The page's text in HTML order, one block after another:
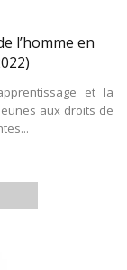
l’homme en
et la
aux droits de